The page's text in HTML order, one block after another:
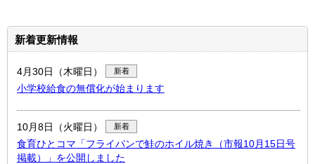
新着更新情報
4月30日（木曜日） 新着
小学校給食の無償化が始まります
10月8日（火曜日） 新着
食育ひとコマ「フライパンで鮭のホイル焼き（市報10月15日号
掲載）」を公開しました